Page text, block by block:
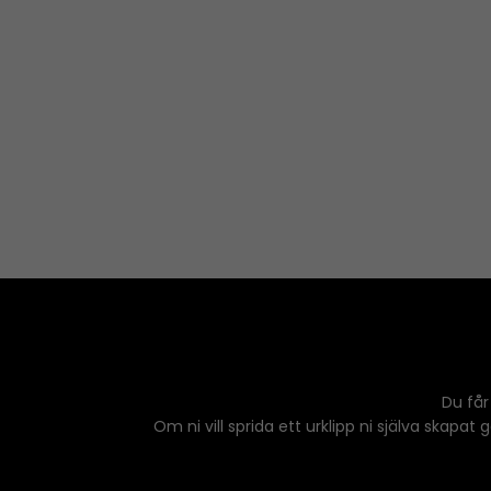
Du
Om ni vill sprida ett urklipp ni själva